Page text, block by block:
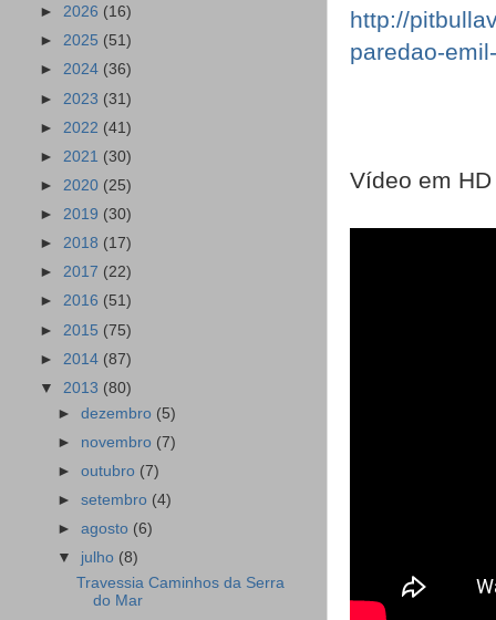
http://
paredao-
Vídeo em HD
► 2026 (16)
► 2025 (51)
► 2024 (36)
► 2023 (31)
► 2022 (41)
► 2021 (30)
► 2020 (25)
► 2019 (30)
► 2018 (17)
► 2017 (22)
► 2016 (51)
► 2015 (75)
► 2014 (87)
▼ 2013 (80)
►dezembro (5)
► novembro (7)
►outubro (7)
►setembro (4)
►agosto (6)
▼ julho (8)
Travessia Caminhos da Serra
do Mar